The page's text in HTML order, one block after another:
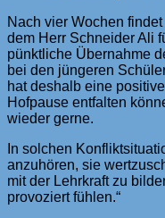
Nach vier Wochen
dem Herr Schneider Ali
pünktliche Übernahme
bei den jüngeren
hat deshalb eine
Hofpause entfalten
wieder gerne.
In solchen
anzuhören, sie
mit der Lehrkraft zu
provoziert fühlen.“